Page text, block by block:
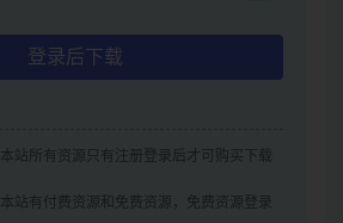
登录后下载
本站所有资源只有注册登录后才可购买下载
本站有付费资源和免费资源，免费资源登录